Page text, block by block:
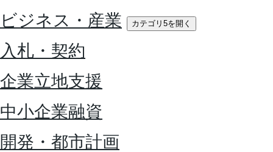
ビジネス・産業
カテゴリ5を開く
入札・契約
企業立地支援
中小企業融資
開発・都市計画